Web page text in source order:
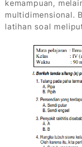
kemampuan,
multidimensional.
latihan soal